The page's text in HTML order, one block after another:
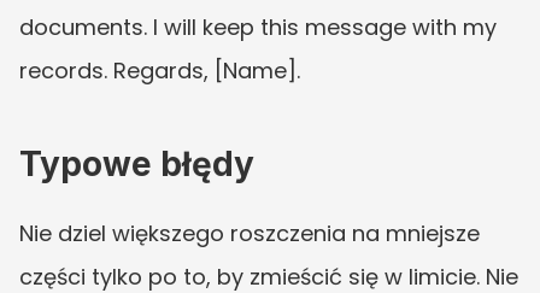
documents. I will keep this message with my
records. Regards, [Name].
Typowe błędy
Nie dziel większego roszczenia na mniejsze
części tylko po to, by zmieścić się w limicie. Nie